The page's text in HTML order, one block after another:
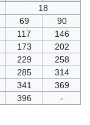
18
69
90
117
146
173
202
229
258
285
314
341
369
396 -